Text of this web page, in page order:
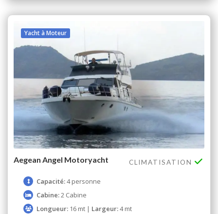
Yacht à Moteur
Aegean Angel Motoryacht CLIMATISATION
Capacité:4 personne
Cabine:2 Cabine
Longueur: 16 mt | Largeur:4 mt